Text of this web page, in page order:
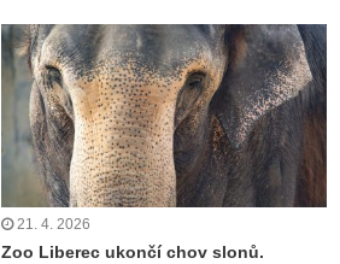
21. 4. 2026
Zoo Liberec ukončí chov slonů.